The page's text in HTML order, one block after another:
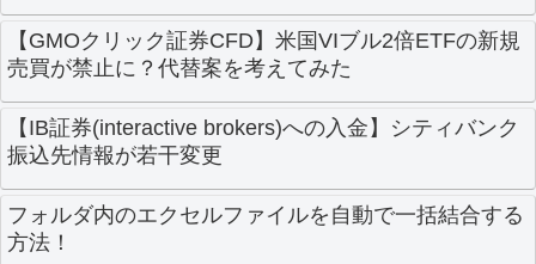
【GMOクリック証券CFD】米国VIブル2倍ETFの新規
売買が禁止に？代替案を考えてみた
【IB証券(interactive brokers)への入金】シティバンク
振込先情報が若干変更
フォルダ内のエクセルファイルを自動で一括結合する
方法！